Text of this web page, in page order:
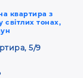
квартира з
світлих тонах,
5/9